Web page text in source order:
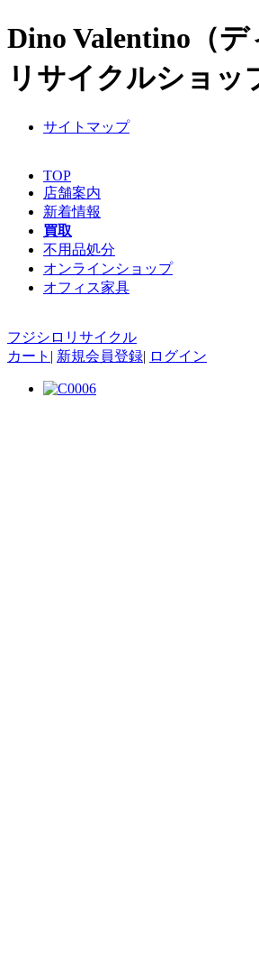
Dino Valentino（
リサイクルショッ
サイトマップ
TOP
店舗案内
新着情報
買取
不用品処分
オンラインショップ
オフィス家具
フジシロリサイクル
カート | 新規会員登録| ログイン